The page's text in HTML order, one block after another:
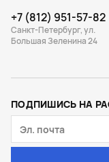
+7 (812) 951-57-82
Санкт-Петербург, ул.
Большая Зеленина 24
ПОДПИШИСЬ НА